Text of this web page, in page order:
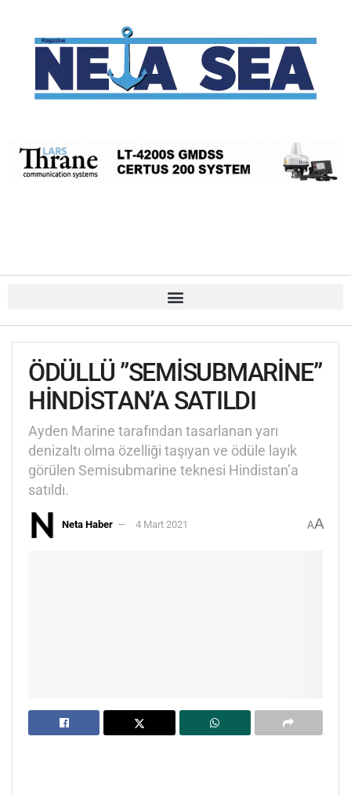
ÖDÜLLÜ ”SEMİSUBMARİNE”
HİNDİSTAN’A SATILDI
Ayden Marine tarafından tasarlanan yarı
denizaltı olma özelliği taşıyan ve ödüle layık
görülen Semisubmarine teknesi Hindistan’a
satıldı.
Neta Haber 4 Mart 2021 AA